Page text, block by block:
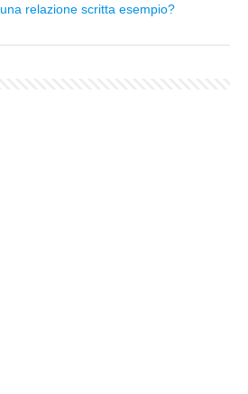
relazione scritta esempio?